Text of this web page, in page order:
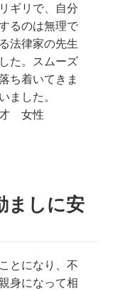
ギリで、自分
るのは無理で
法律家の先生
た。スムーズ
ち着いてきま
ました。
女性
ましに安
とになり、不
身になって相